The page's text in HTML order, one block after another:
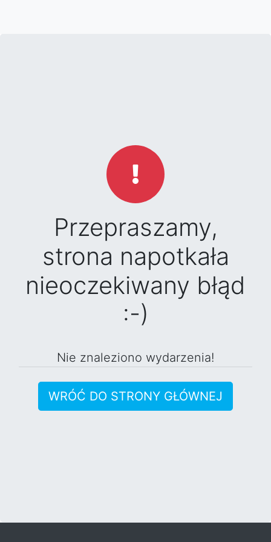
Przepraszamy,
strona napotkała
nieoczekiwany błąd
:-)
Nie znaleziono wydarzenia!
WRÓĆ DO STRONY GŁÓWNEJ